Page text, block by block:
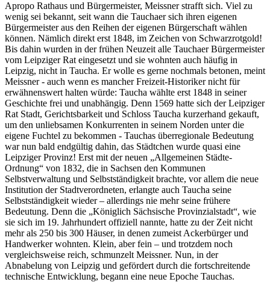
Apropo Rathaus und Bürgermeister, Meissner strafft sich. Viel zu
wenig sei bekannt, seit wann die Tauchaer sich ihren eigenen
Bürgermeister aus den Reihen der eigenen Bürgerschaft wählen
können. Nämlich direkt erst 1848, im Zeichen von Schwarzrotgold!
Bis dahin wurden in der frühen Neuzeit alle Tauchaer Bürgermeister
vom Leipziger Rat eingesetzt und sie wohnten auch häufig in
Leipzig, nicht in Taucha. Er wolle es gerne nochmals betonen, meint
Meissner - auch wenn es mancher Freizeit-Historiker nicht für
erwähnenswert halten würde: Taucha wählte erst 1848 in seiner
Geschichte frei und unabhängig. Denn 1569 hatte sich der Leipziger
Rat Stadt, Gerichtsbarkeit und Schloss Taucha kurzerhand gekauft,
um den unliebsamen Konkurrenten in seinem Norden unter die
eigene Fuchtel zu bekommen - Tauchas überregionale Bedeutung
war nun bald endgültig dahin, das Städtchen wurde quasi eine
Leipziger Provinz! Erst mit der neuen „Allgemeinen Städte-
Ordnung“ von 1832, die in Sachsen den Kommunen
Selbstverwaltung und Selbstständigkeit brachte, vor allem die neue
Institution der Stadtverordneten, erlangte auch Taucha seine
Selbstständigkeit wieder – allerdings nie mehr seine frühere
Bedeutung. Denn die „Königlich Sächsische Provinzialstadt“, wie
sie sich im 19. Jahrhundert offiziell nannte, hatte zu der Zeit nicht
mehr als 250 bis 300 Häuser, in denen zumeist Ackerbürger und
Handwerker wohnten. Klein, aber fein – und trotzdem noch
vergleichsweise reich, schmunzelt Meissner. Nun, in der
Abnabelung von Leipzig und gefördert durch die fortschreitende
technische Entwicklung, begann eine neue Epoche Tauchas.